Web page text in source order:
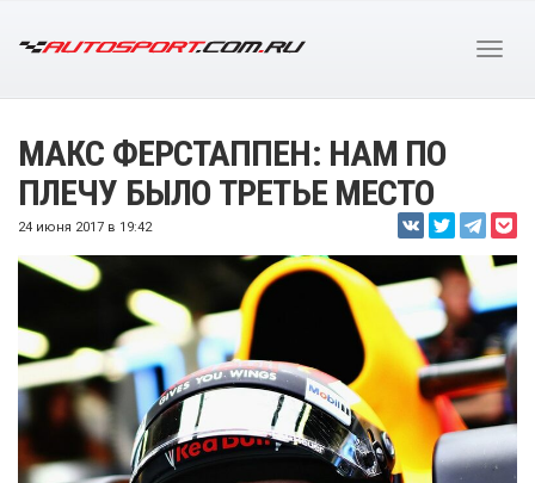
МАКС ФЕРСТАППЕН: НАМ ПО
ПЛЕЧУ БЫЛО ТРЕТЬЕ МЕСТО
24 июня 2017 в 19:42